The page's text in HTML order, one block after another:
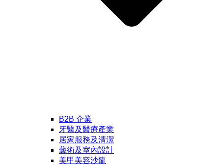
B2B 企業
牙醫及醫療產業
居家服務及清潔
藝術及室內設計
美甲美容沙龍